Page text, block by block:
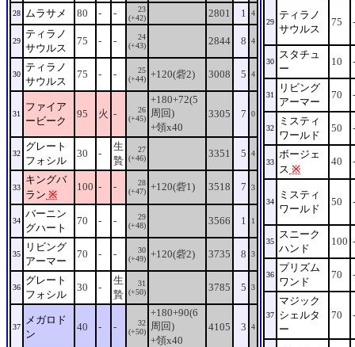
28 ムラサメ 80 - -
23
(+42)
2801 1 4
29
ティラノ
サウルス
75 - -
24
(+43)
2844 8 4
30
ティラノ
サウルス
75 - -
25
(+44) +120(砦2) 3008 5 4
31
ファイア
ービーク
95 火 -
26
(+45)
+180+72(5
周回)
+領x40
3305 7 0
32
グレート
フォシル
30 -
生
贄
27
(+46)
3351 5 4
33
キングバ
ラン ※
100 - -
28
(+47) +120(砦1) 3518 7 3
34
バーニン
グハート
70 - -
29
(+48)
3566 1 1
35
リビング
アーマー
70 - -
30
(+49) +120(砦2) 3735 8 3
36
グレート
フォシル
30 -
生
贄
31
(+50)
3785 5 3
37
メガロド
ン
40 - -
32
(+50)
+180+90(6
周回)
+領x40
4105 3 4
29
ティラノ
サウルス
75 -
30
スタチュ
ー
10 -
31
リビング
アーマー
70 -
32
ミスティ
ワールド
50 -
33
ボージェ
ス ※
40 -
34
ミスティ
ワールド
50 -
35
スニーク
ハンド
100 -
36
プリズム
ワンド
70 -
37
マジック
シェルタ
ー
70 -